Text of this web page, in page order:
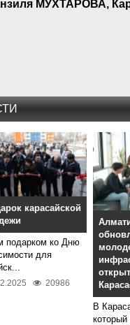
МУХТАРОВА,
карасайской
подарком ко Дню
для
20986
В
который